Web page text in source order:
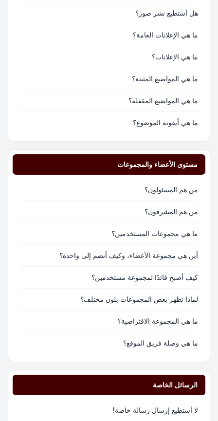
هل أستطيع نشر صور؟
ما هي الإعلانات العامة؟
ما هي الإعلانات؟
ما هي المواضيع المثبتة؟
ما هي المواضيع المقفلة؟
ما هي أيقونة الموضوع؟
مستوى الأعضاء والمجموعات
من هم المسئولون؟
من هم المشرفون؟
ما هي مجموعات المستخدمين؟
أين هي مجموعة الأعضاء، وكيف أنضم إلى واحدة؟
كيف أصبح قائدًا لمجموعة مستخدمين؟
لماذا تظهر بعض المجموعات بلون مختلف؟
ما هي المجموعة الافتراضية؟
ما هي وصلة فريق الموقع؟
الرسائل الخاصة
لا أستطيع إرسال رسالة خاصة!